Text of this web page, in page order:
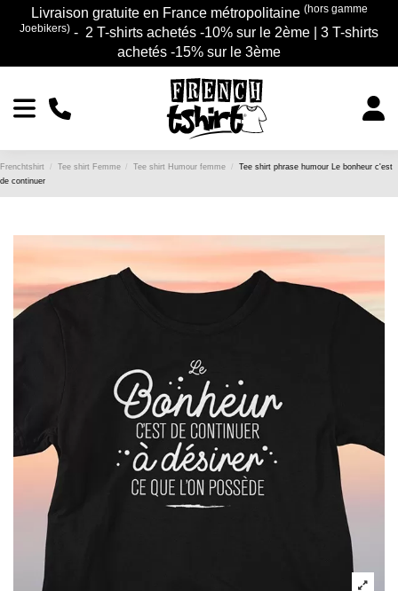
Livraison gratuite en France métropolitaine (hors gamme
Joebikers) - 2 T-shirts achetés -10% sur le 2ème | 3 T-shirts
achetés -15% sur le 3ème
Frenchtshirt Tee shirt Femme Tee shirt Humour femme
Tee shirt phrase humour Le bonheur c'est
de continuer